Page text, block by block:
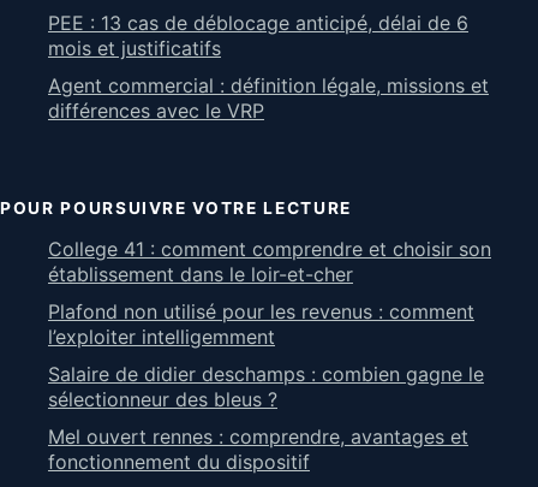
PEE : 13 cas de déblocage anticipé, délai de 6
mois et justificatifs
Agent commercial : définition légale, missions et
différences avec le VRP
POUR POURSUIVRE VOTRE LECTURE
College 41 : comment comprendre et choisir son
établissement dans le loir-et-cher
Plafond non utilisé pour les revenus : comment
l’exploiter intelligemment
Salaire de didier deschamps : combien gagne le
sélectionneur des bleus ?
Mel ouvert rennes : comprendre, avantages et
fonctionnement du dispositif